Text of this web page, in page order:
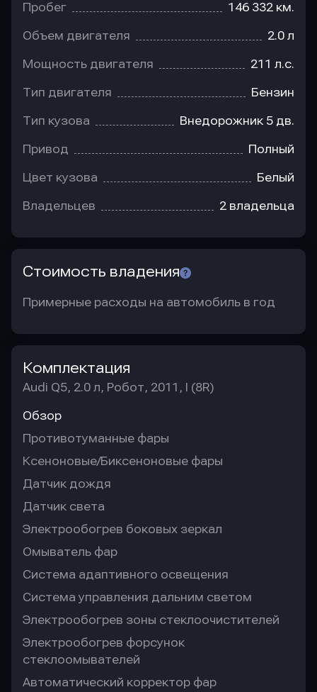
Пробег 146 332 км.
Объем двигателя 2.0 л
Мощность двигателя 211 л.с.
Тип двигателя Бензин
Тип кузова Внедорожник 5 дв.
Привод Полный
Цвет кузова Белый
Владельцев 2 владельца
Стоимость владения
Примерные расходы на автомобиль в год
Комплектация
Audi Q5, 2.0 л, Робот, 2011, I (8R)
Обзор
Противотуманные фары
Ксеноновые/Биксеноновые фары
Датчик дождя
Датчик света
Электрообогрев боковых зеркал
Омыватель фар
Система адаптивного освещения
Система управления дальним светом
Электрообогрев зоны стеклоочистителей
Электрообогрев форсунок
стеклоомывателей
Автоматический корректор фар